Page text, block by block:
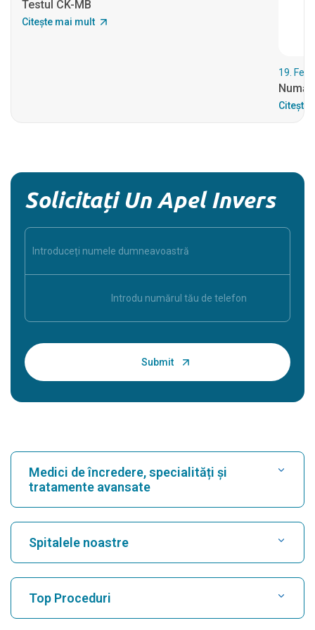
Testul CK-MB
Citește mai mult
19.
Citește
Solicitați Un Apel Invers
Medici de încredere, specialități și
tratamente avansate
Găsește spital
Găsește un cardiolog
Spitalele noastre
Top Proceduri